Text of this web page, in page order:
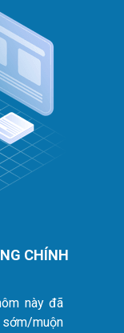
CHÍNH
này đã
muộn